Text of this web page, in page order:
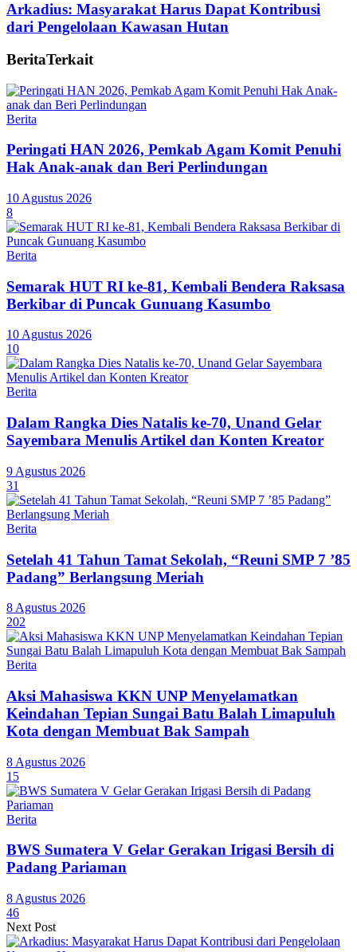
Arkadius: Masyarakat Harus Dapat Kontribusi
dari Pengelolaan Kawasan Hutan
BeritaTerkait
Berita
Peringati HAN 2026, Pemkab Agam Komit Penuhi
Hak Anak-anak dan Beri Perlindungan
10 Agustus 2026
8
Berita
Semarak HUT RI ke-81, Kembali Bendera Raksasa
Berkibar di Puncak Gunuang Kasumbo
10 Agustus 2026
10
Berita
Dalam Rangka Dies Natalis ke-70, Unand Gelar
Sayembara Menulis Artikel dan Konten Kreator
9 Agustus 2026
31
Berita
Setelah 41 Tahun Tamat Sekolah, “Reuni SMP 7 ’85
Padang” Berlangsung Meriah
8 Agustus 2026
202
Berita
Aksi Mahasiswa KKN UNP Menyelamatkan
Keindahan Tepian Sungai Batu Balah Limapuluh
Kota dengan Membuat Bak Sampah
8 Agustus 2026
15
Berita
BWS Sumatera V Gelar Gerakan Irigasi Bersih di
Padang Pariaman
8 Agustus 2026
46
Next Post